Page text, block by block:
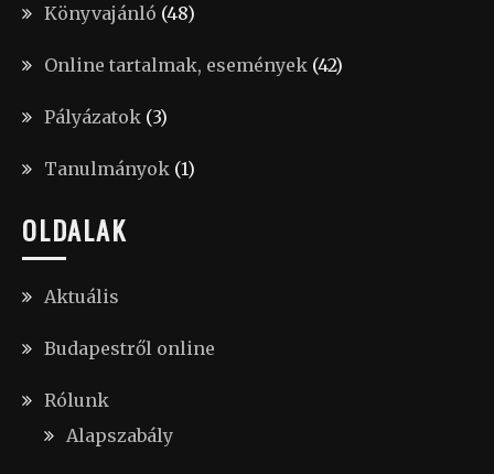
Könyvajánló (48)
Online tartalmak, események (42)
Pályázatok (3)
Tanulmányok (1)
OLDALAK
Aktuális
Budapestről online
Rólunk
Alapszabály